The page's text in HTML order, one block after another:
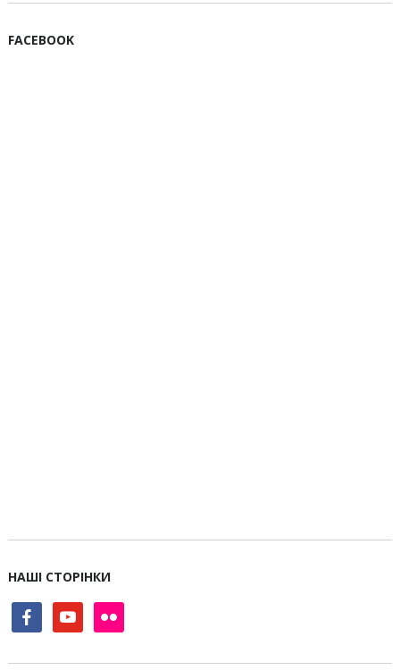
FACEBOOK
НАШІ СТОРІНКИ
facebookyoutube flickr